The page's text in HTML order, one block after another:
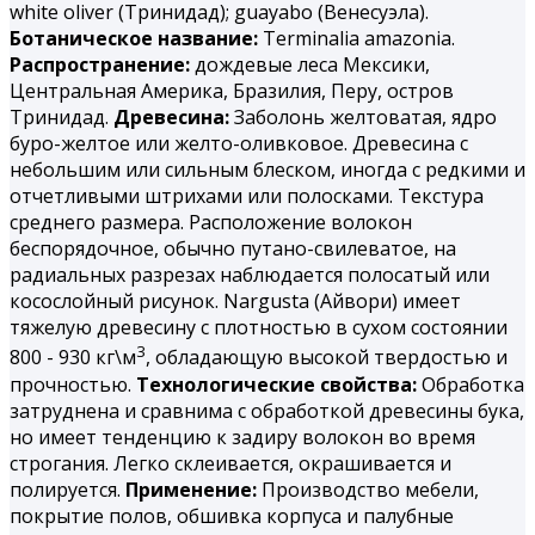
white oliver (Тринидад); guayabo (Венесуэла).
Ботаническое название: Terminalia amazonia.
Распространение:дождевые леса Мексики,
Центральная Америка, Бразилия, Перу, остров
Тринидад. Древесина:Заболонь желтоватая, ядро
буро-желтое или желто-оливковое. Древесина с
небольшим или сильным блеском, иногда с редкими и
отчетливыми штрихами или полосками. Текстура
среднего размера. Расположение волокон
беспорядочное, обычно путано-свилеватое, на
радиальных разрезах наблюдается полосатый или
косослойный рисунок. Nargusta (Айвори) имеет
тяжелую древесину с плотностью в сухом состоянии
800 - 930 кг\м3, обладающую высокой твердостью и
прочностью. Технологические свойства:Обработка
затруднена и сравнима с обработкой древесины бука,
но имеет тенденцию к задиру волокон во время
строгания. Легко склеивается, окрашивается и
полируется. Применение: Производство мебели,
покрытие полов, обшивка корпуса и палубные